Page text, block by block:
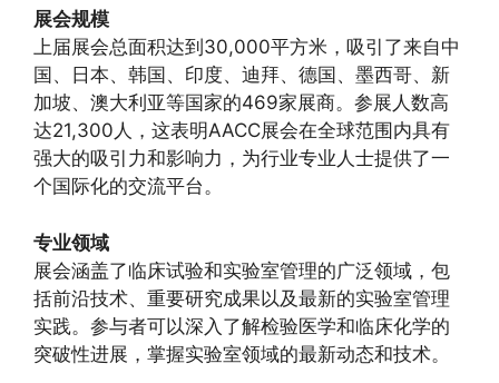
展会规模
上届展会总面积达到30,000平方米，吸引了来自中
国、日本、韩国、印度、迪拜、德国、墨西哥、新
加坡、澳大利亚等国家的469家展商。参展人数高
达21,300人，这表明AACC展会在全球范围内具有
强大的吸引力和影响力，为行业专业人士提供了一
个国际化的交流平台。
专业领域
展会涵盖了临床试验和实验室管理的广泛领域，包
括前沿技术、重要研究成果以及最新的实验室管理
实践。参与者可以深入了解检验医学和临床化学的
突破性进展，掌握实验室领域的最新动态和技术。